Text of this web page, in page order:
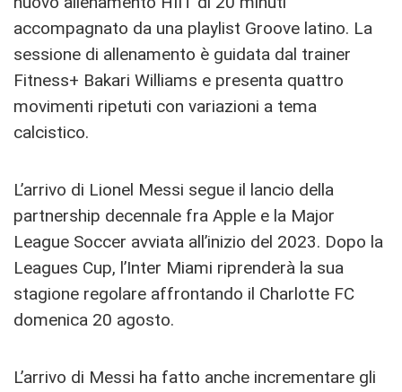
accompagnato da una playlist Groove latino. La
sessione di allenamento è guidata dal trainer
Fitness+ Bakari Williams e presenta quattro
movimenti ripetuti con variazioni a tema
calcistico.
L’arrivo di Lionel Messi segue il lancio della
partnership decennale fra Apple e la Major
League Soccer avviata all’inizio del 2023. Dopo la
Leagues Cup, l’Inter Miami riprenderà la sua
stagione regolare affrontando il Charlotte FC
domenica 20 agosto.
L’arrivo di Messi ha fatto anche incrementare gli